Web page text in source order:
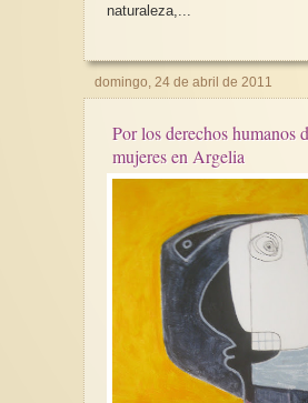
naturaleza,...
domingo, 24 de abril de 2011
Por los derechos humanos
mujeres en Argelia